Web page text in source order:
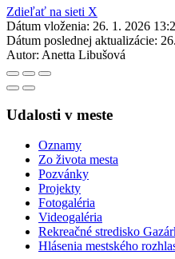
Zdieľať na sieti X
Dátum vloženia: 26. 1. 2026
Dátum poslednej aktualizácie:
Autor: Anetta Libušová
Udalosti v meste
Oznamy
Zo života mesta
Pozvánky
Projekty
Fotogaléria
Videogaléria
Rekreačné stredisko
Hlásenia mestského